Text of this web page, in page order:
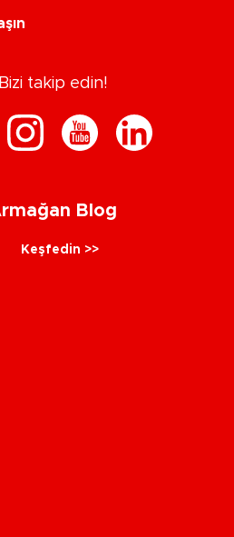
Bizi takip edin!
Blog
Keşfedin >>